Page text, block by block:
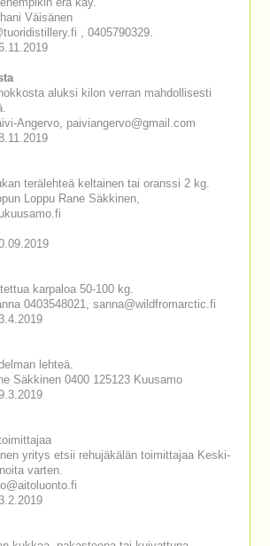
erä käy.
Väisänen
, 0405790329.
aluksi kilon verran mahdollisesti
Angervo, paiviangervo@gmail.com
terälehteä keltainen tai oranssi 2 kg.
Loppu Rane Säkkinen,
karpaloa 50-100 kg.
0403548021, sanna@wildfromarctic.fi
lehteä.
Säkkinen 0400 125123 Kuusamo
yritys etsii rehujäkälän toimittajaa Keski-
varten.